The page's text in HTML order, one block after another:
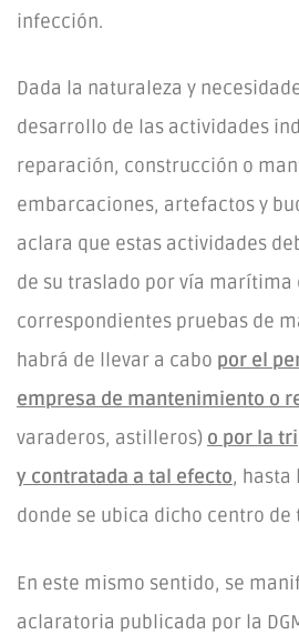
infección.
Dada la naturaleza y
desarrollo de las actividades
reparación, construcción o
embarcaciones, artefactos y
aclara que estas actividades
de su traslado por vía marítima
correspondientes pruebas de
habrá de llevar a cabo por el
empresa de mantenimiento o
varaderos, astilleros) o por la
y contratada a tal efecto, hasta
donde se ubica dicho centro de
En este mismo sentido, se
aclaratoria publicada por la